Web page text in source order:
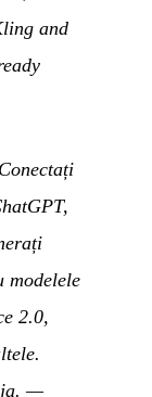
and
modelele
2.0,
—